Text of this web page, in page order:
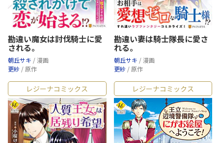
勘違い魔女は討伐騎士に愛
される。
朝丘サキ / 漫画
更紗 / 原作
勘違い妻は騎士隊長に愛さ
れる。
朝丘サキ / 漫画
更紗 / 原作
レジーナコミックス レジーナコミックス